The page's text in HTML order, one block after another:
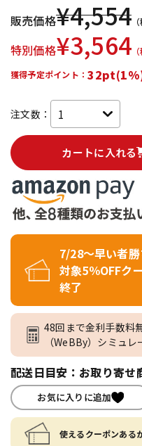
販売価格¥4,554
特別価格¥3,564
獲得予定ポイント：
注文数：
カートに入れる
7/28～早い者
対象5％OFFク
終了
48回まで金利手数料
（WeBBy）シミュレ
配送日目安：お取り寄せ
お気に入りに追加
使えるクーポンある